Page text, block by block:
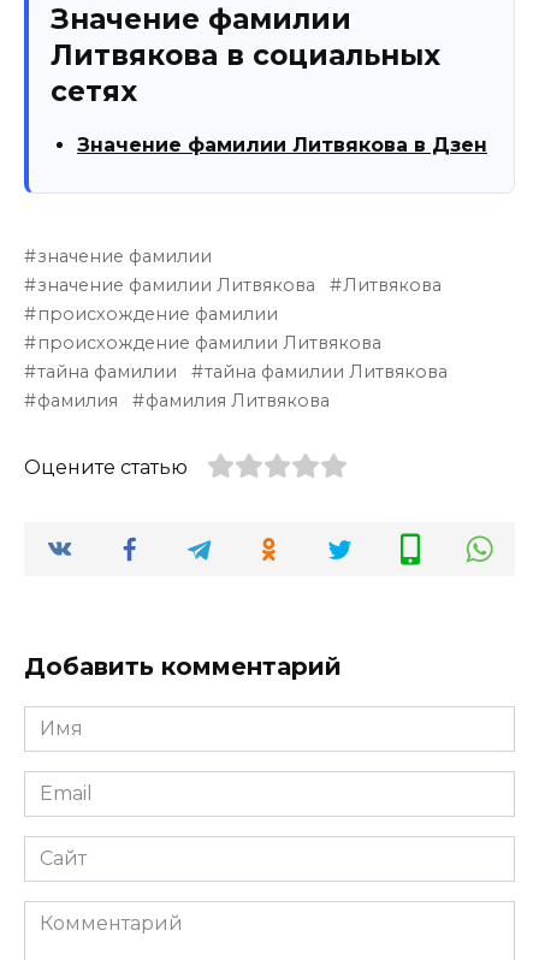
Значение фамилии
Литвякова в социальных
сетях
Значение фамилии Литвякова в Дзен
значение фамилии
значение фамилии Литвякова
Литвякова
происхождение фамилии
происхождение фамилии Литвякова
тайна фамилии
тайна фамилии Литвякова
фамилия
фамилия Литвякова
Оцените статью
Добавить комментарий
Имя
*
Email
*
Сайт
Комментарий